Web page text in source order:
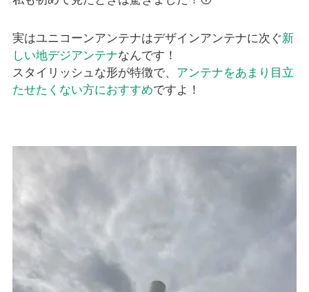
実はユニコーンアンテナはデザインアンテナに次ぐ新
しい地デジアンテナなんです！
スタイリッシュな形が特徴で、 アンテナをあまり目立
たせたくない方におすすめですよ！